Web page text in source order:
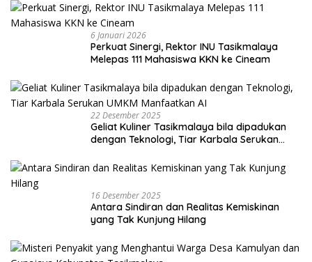
6 Januari 2026
Perkuat Sinergi, Rektor INU Tasikmalaya
Melepas 111 Mahasiswa KKN ke Cineam
22 Desember 2025
Geliat Kuliner Tasikmalaya bila dipadukan
dengan Teknologi, Tiar Karbala Serukan
16 Desember 2025
Antara Sindiran dan Realitas Kemiskinan
yang Tak Kunjung Hilang